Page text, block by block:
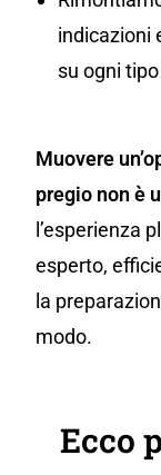
indicazioni
su ogni
Muovere
pregio non è
l’esperienza
esperto,
la
modo.
Ecco